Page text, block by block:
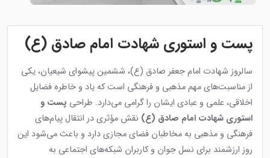
پست و استوری شهادت امام صادق (ع)
سالروز شهادت امام جعفر صادق (ع)، ششمین پیشوای شیعیان، یکی
از مناسبت‌های مهم مذهبی و فرهنگی است که یاد و خاطره فضایل
اخلاقی، علمی و عبادی ایشان را گرامی می‌دارد. طراحی پست و
استوری شهادت امام صادق (ع) نقش مؤثری در انتقال پیام‌های
فرهنگی و مذهبی به مخاطبان فضای مجازی دارد و باعث می‌شود این
روز ارزشمند برای نسل جوان و کاربران شبکه‌های اجتماعی به